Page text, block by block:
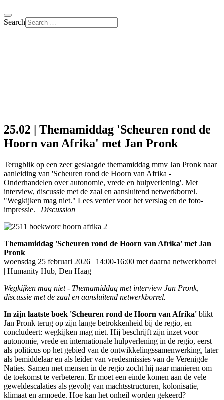
Search
25.02 | Themamiddag 'Scheuren rond de
Hoorn van Afrika' met Jan Pronk
Terugblik op een zeer geslaagde themamiddag mmv Jan Pronk naar
aanleiding van 'Scheuren rond de Hoorn van Afrika -
Onderhandelen over autonomie, vrede en hulpverlening'. Met
interview, discussie met de zaal en aansluitend netwerkborrel.
"Wegkijken mag niet." Lees verder voor het verslag en de foto-
impressie. | Discussion
Themamiddag 'Scheuren rond de Hoorn van Afrika' met Jan
Pronk
woensdag 25 februari 2026 | 14:00-16:00 met daarna netwerkborrel
| Humanity Hub, Den Haag
Wegkijken mag niet - Themamiddag met interview Jan Pronk,
discussie met de zaal en aansluitend netwerkborrel.
In zijn laatste boek 'Scheuren rond de Hoorn van Afrika' blikt
Jan Pronk terug op zijn lange betrokkenheid bij de regio, en
concludeert: wegkijken mag niet. Hij beschrijft zijn inzet voor
autonomie, vrede en internationale hulpverlening in de regio, eerst
als politicus op het gebied van de ontwikkelingssamenwerking, later
als bemiddelaar en als leider van vredesmissies van de Verenigde
Naties. Samen met mensen in de regio zocht hij naar manieren om
de toekomst te verbeteren. Er moet een einde komen aan de vele
geweldescalaties als gevolg van machtsstructuren, kolonisatie,
klimaat en armoede. Hoe kan het onheil worden gekeerd?